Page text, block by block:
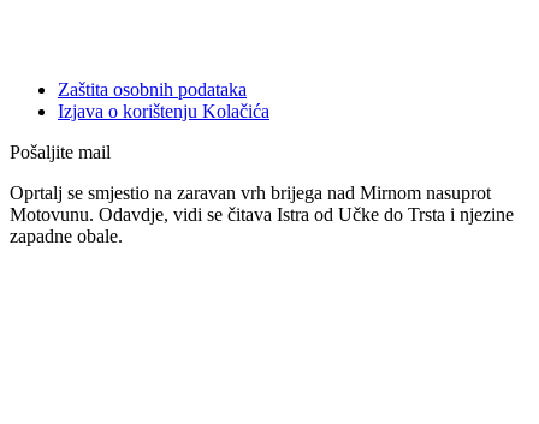
Zaštita osobnih podataka
Izjava o korištenju Kolačića
Pošaljite mail
Oprtalj se smjestio na zaravan vrh brijega nad Mirnom nasuprot
Motovunu. Odavdje, vidi se čitava Istra od Učke do Trsta i njezine
zapadne obale.